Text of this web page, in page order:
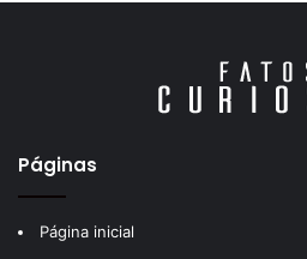
Páginas
Página inicial